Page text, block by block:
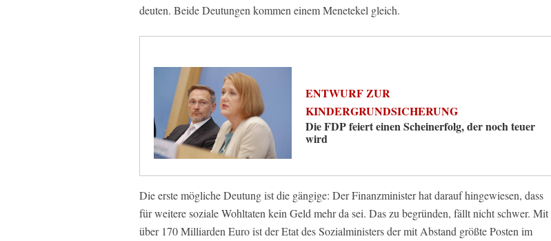
deuten. Beide Deutungen kommen einem Menetekel gleich.
ENTWURF ZUR
KINDERGRUNDSICHERUNG
Die FDP feiert einen Scheinerfolg, der noch teuer
wird
Die erste mögliche Deutung ist die gängige: Der Finanzminister hat darauf hingewiesen, dass
für weitere soziale Wohltaten kein Geld mehr da sei. Das zu begründen, fällt nicht schwer. Mit
über 170 Milliarden Euro ist der Etat des Sozialministers der mit Abstand größte Posten im